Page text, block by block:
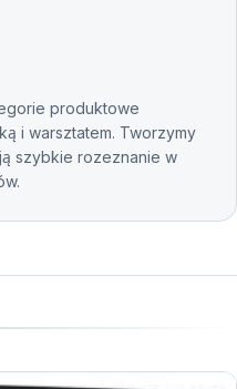
produktowe
i warsztatem. Tworzymy
szybkie rozeznanie w